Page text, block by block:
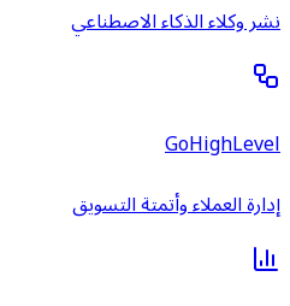
نشر وكلاء الذكاء الاصطناعي
GoHighLevel
إدارة العملاء وأتمتة التسويق